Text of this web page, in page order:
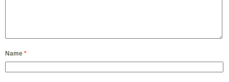
Name *